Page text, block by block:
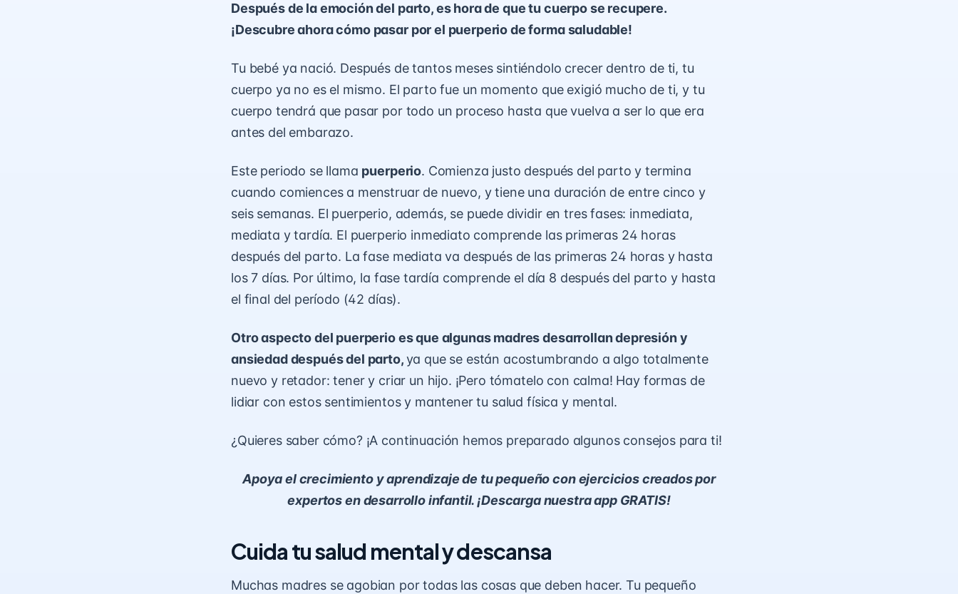
Después de la emoción del parto, es hora de que tu cuerpo se recupere.
¡Descubre ahora cómo pasar por el puerperio de forma saludable!
Tu bebé ya nació. Después de tantos meses sintiéndolo crecer dentro de ti, tu
cuerpo ya no es el mismo. El parto fue un momento que exigió mucho de ti, y tu
cuerpo tendrá que pasar por todo un proceso hasta que vuelva a ser lo que era
antes del embarazo.
Este periodo se llama puerperio. Comienza justo después del parto y termina
cuando comiences a menstruar de nuevo, y tiene una duración de entre cinco y
seis semanas. El puerperio, además, se puede dividir en tres fases: inmediata,
mediata y tardía. El puerperio inmediato comprende las primeras 24 horas
después del parto. La fase mediata va después de las primeras 24 horas y hasta
los 7 días. Por último, la fase tardía comprende el día 8 después del parto y hasta
el final del período (42 días).
Otro aspecto del puerperio es que algunas madres desarrollandepresióny
ansiedad después del parto,ya que se están acostumbrando a algo totalmente
nuevo y retador: tener y criar un hijo. ¡Pero tómatelo con calma! Hay formas de
lidiar con estos sentimientos y mantener tu salud física y mental.
¿Quieres saber cómo? ¡A continuación hemos preparado algunos consejos para ti!
Apoya el crecimiento y aprendizaje de tu pequeño con ejercicios creados por
expertos en desarrollo infantil. ¡Descarga nuestra app GRATIS!
Cuida tu salud mental y descansa
Muchas madres se agobian por todas las cosas que deben hacer. Tu pequeño